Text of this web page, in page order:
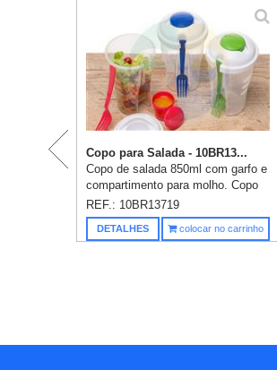
Copo para Salada - 10BR13...
Copo de salada 850ml com garfo e
compartimento para molho. Copo
plástico transparente com três
detalhes ovais na lateral e tampa
branca, no centro da tampa...
REF.: 10BR13719
DETALHES colocar no carrinho